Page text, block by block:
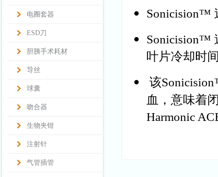
电圈套器
ESD刀
胆胰手术耗材
导丝
球囊
吻合器
生物夹钳
注射针
气管插管
Sonicision™
Sonicision™
叶片冷却时
该
血，意味着
Harmonic